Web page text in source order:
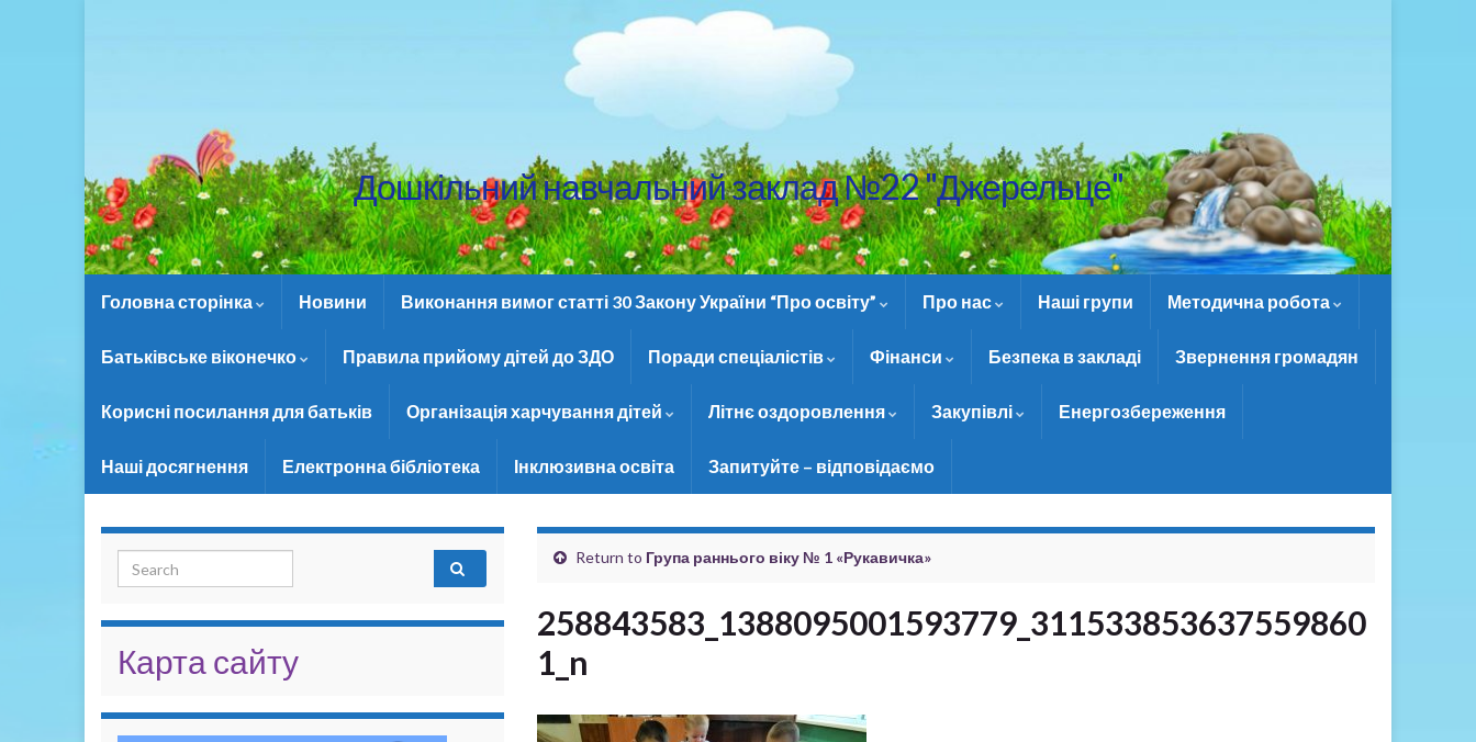
Дошкільний навчальний заклад №22 "Джерельце"
Головна сторінка Новини Виконання вимог статті 30 Закону України “Про освіту” Про нас Наші групи Методична робота
Батьківське віконечко Правила прийому дітей до ЗДО Поради спеціалістів Фінанси Безпека в закладі Звернення громадян
Корисні посилання для батьків Організація харчування дітей Літнє оздоровлення Закупівлі Енергозбереження
Наші досягнення Електронна бібліотека Інклюзивна освіта Запитуйте – відповідаємо
Return to Група раннього віку № 1 «Рукавичка»
258843583_1388095001593779_311533853637559860
1_n
Search for:
Карта сайту